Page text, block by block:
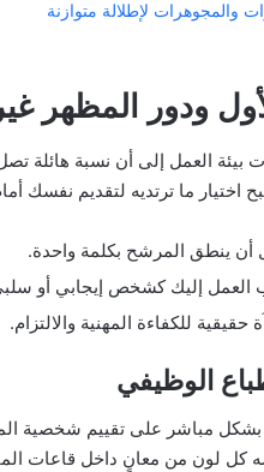
والمجوهرات لإطلالة متوازنة
ودور المظهر
اختيار ما ترتديه لتقديم نفسك
أن ينطق المرشح بكلمة واحدة.
العمل إليك كشخص إيجابي أو
للكفاءة المهنية والالتزام.
الوظيفي
بشكل مباشر على تقييم شخصية
كل لون من معانٍ داخل قاعات